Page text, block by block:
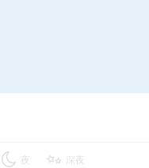
夜 深夜